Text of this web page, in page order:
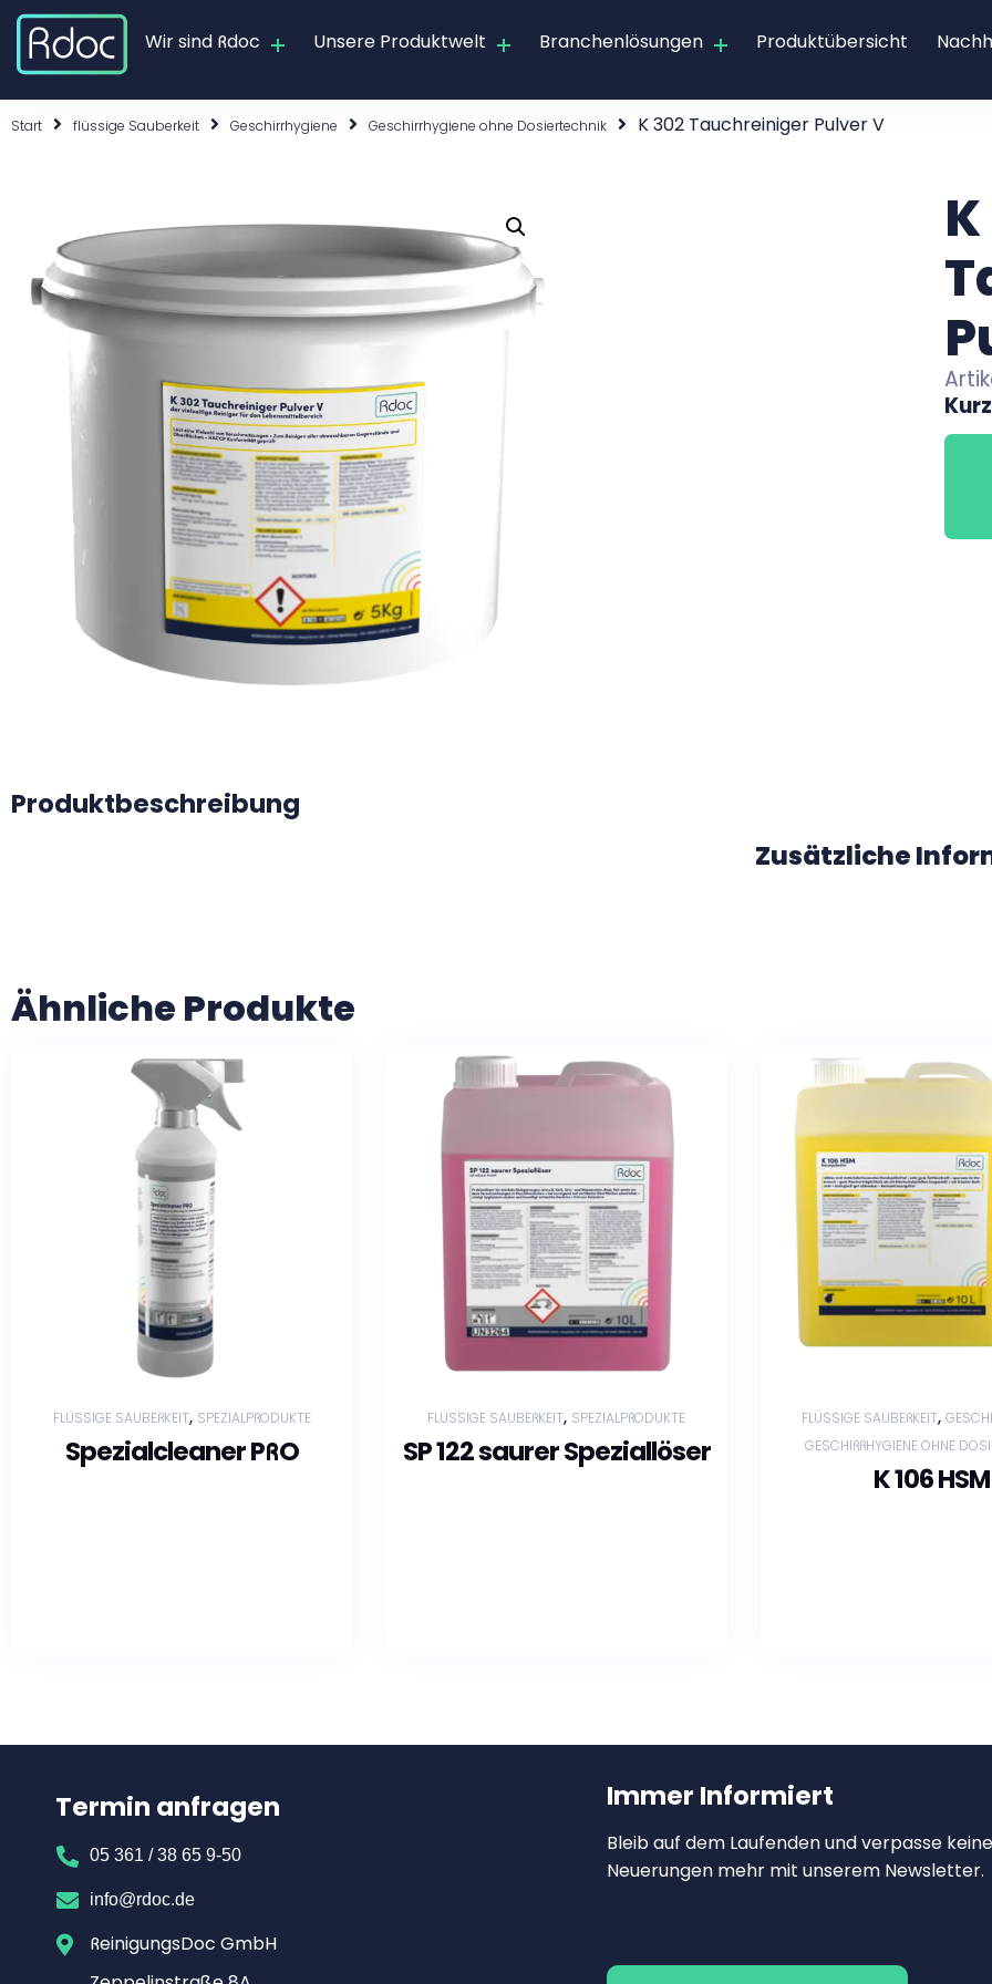
Wir sind Rdoc Unsere Produktwelt Branchenlösungen Produktübersicht
Start flüssige Sauberkeit Geschirrhygiene Geschirrhygiene ohne Dosiertechnik K 302 Tauchreiniger Pulver V
Produktbeschreibung
Zusätzliche
Ähnliche Produkte
FLÜSSIGE SAUBERKEIT, SPEZIALPRODUKTE
Spezialcleaner PRO
FLÜSSIGE SAUBERKEIT, SPEZIALPRODUKTE
SP 122 saurer Speziallöser
FLÜSSIGE SAUBERKEIT,
GESCHIRRHYGIENE OHNE
K 106 HSM
Termin anfragen
05 361 / 38 65 9-50
info@rdoc.de
ReinigungsDoc GmbH
Immer Informiert
Bleib auf dem Laufenden und verpasse keine
Neuerungen mehr mit unserem Newsletter.